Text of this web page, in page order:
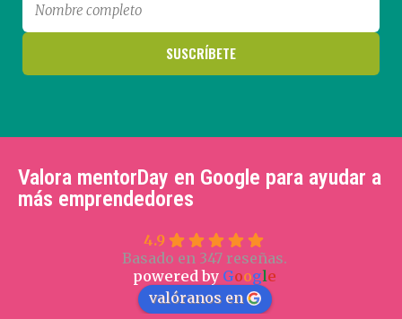
Valora mentorDay en Google para ayudar a
más emprendedores
4.9
Basado en 347 reseñas.
powered by Google
valóranos en